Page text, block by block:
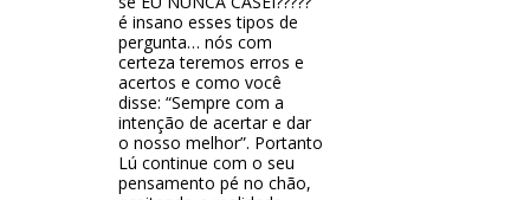
é insano esses tipos de
pergunta… nós com
certeza teremos erros e
acertos e como você
disse: “Sempre com a
intenção de acertar e dar
o nosso melhor”. Portanto
Lú continue com o seu
pensamento pé no chão,